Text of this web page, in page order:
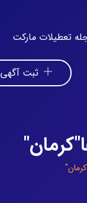
تعطیلات مارکت
ثبت آگهی